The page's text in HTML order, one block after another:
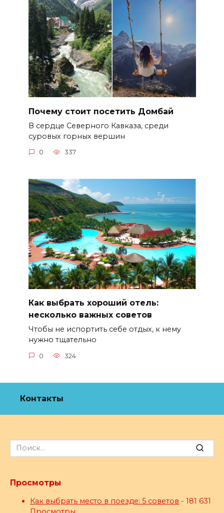
Почему стоит посетить Домбай
В сердце Северного Кавказа, среди
суровых горных вершин
0 337
Как выбрать хороший отель:
несколько важных советов
Чтобы не испортить себе отдых, к нему
нужно тщательно
0 324
Контакты
Search
for:
Просмотры
Как выбрать место в поезде: 5 советов - 181 631